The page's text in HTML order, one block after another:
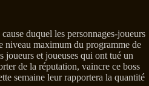
duquel les personnages-joueurs
niveau maximum du programme de
et joueuses qui ont tué un
de la réputation, vaincre ce boss
semaine leur rapportera la quantité